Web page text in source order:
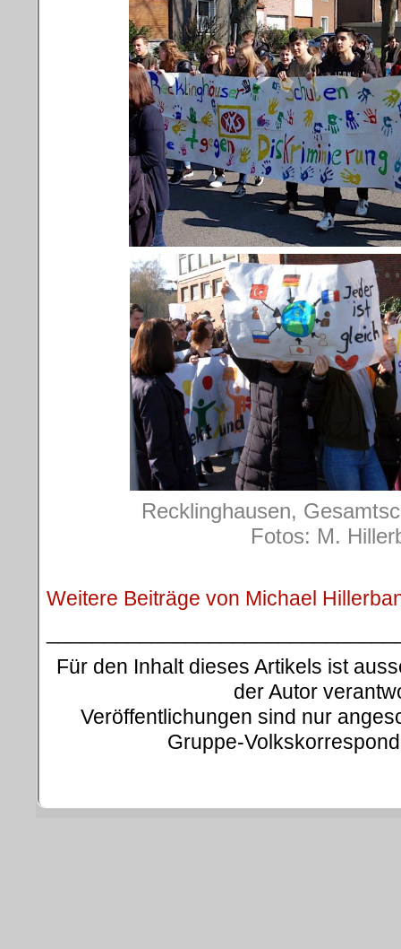
Recklinghausen,
Fotos: M.
Weitere Beiträge von Michael
Für den Inhalt dieses Artikels ist
der Autor
Veröffentlichungen sind nur
Gruppe-